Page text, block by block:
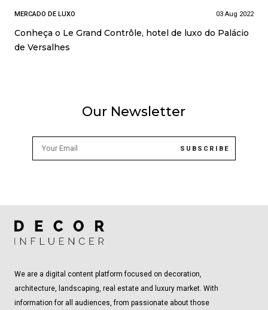
MERCADO DE LUXO 03 Aug 2022
Conheça o Le Grand Contrôle, hotel de luxo do Palácio
de Versalhes
Our Newsletter
We are a digital content platform focused on decoration,
architecture, landscaping, real estate and luxury market. With
information for all audiences, from passionate about those